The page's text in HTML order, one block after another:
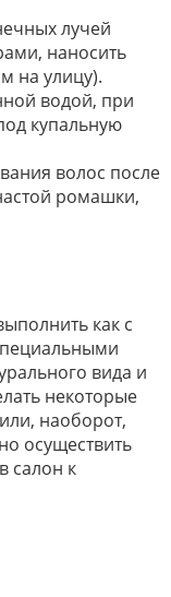
лучей
наносить
на улицу).
водой, при
купальную
волос после
ромашки,
как с
вида и
некоторые
наоборот,
осуществить
салон к